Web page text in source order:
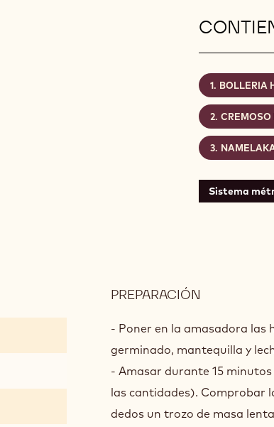
BOLLERIA
CREMOSO
Sistema
PREPARACIÓN
- Poner en la amasadora las
germinado, mantequilla y
- Amasar durante 15
las cantidades). Comprobar
dedos un trozo de masa